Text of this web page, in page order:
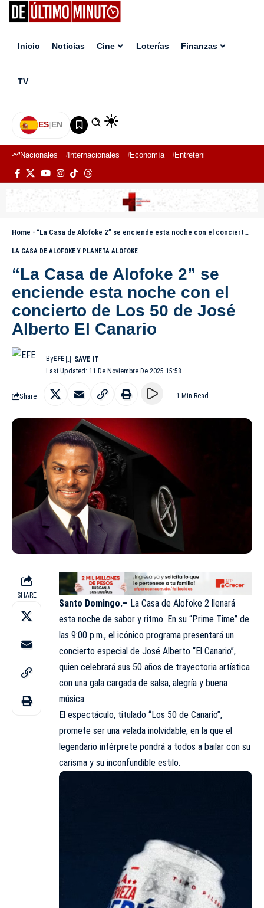
Inicio Noticias Cine Loterías Finanzas
TV
ES|EN
Nacionales Internacionales Economía Entretenimiento
Home - “La Casa de Alofoke 2” se enciende esta noche con el concierto de Los 50 de José Alberto El Canario
LA CASA DE ALOFOKE Y PLANETA ALOFOKE
“La Casa de Alofoke 2” se
enciende esta noche con el
concierto de Los 50 de José
Alberto El Canario
Last Updated: 11 De Noviembre De 2025 15:58
ByEFE
Share 1 Min Read
SHARE
Santo Domingo.– La Casa de Alofoke 2 llenará
esta noche de sabor y ritmo. En su “Prime Time” de
las 9:00 p.m., el icónico programa presentará un
concierto especial de José Alberto “El Canario”,
quien celebrará sus 50 años de trayectoria artística
con una gala cargada de salsa, alegría y buena
música.
El espectáculo, titulado “Los 50 de Canario”,
promete ser una velada inolvidable, en la que el
legendario intérprete pondrá a todos a bailar con su
carisma y su inconfundible estilo.